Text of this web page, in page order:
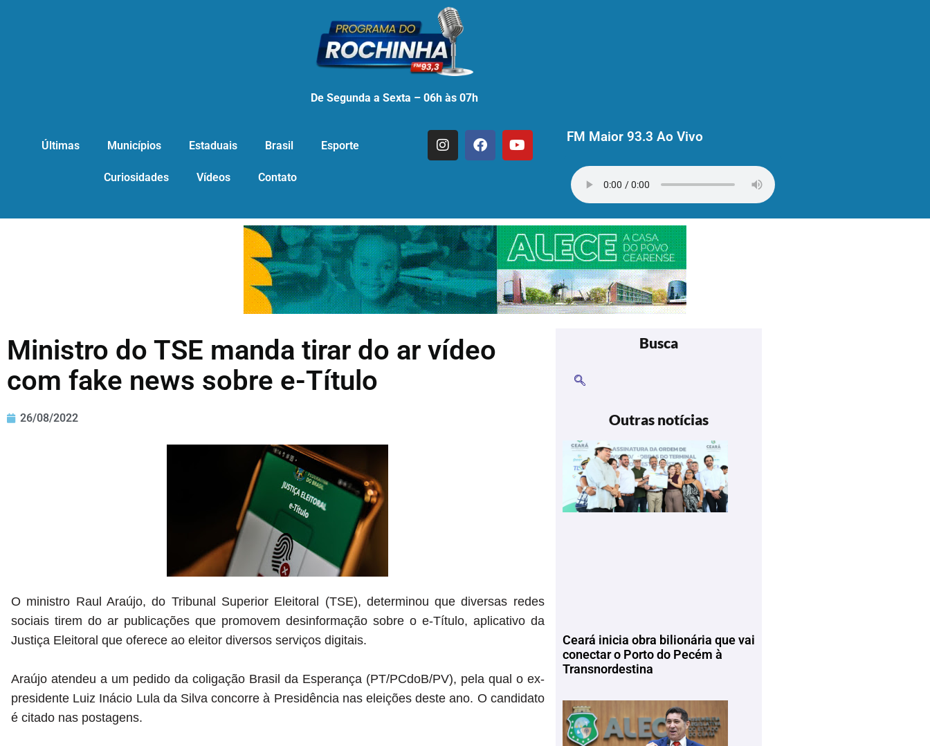
De Segunda a Sexta – 06h às 07h
Últimas Municípios Estaduais Brasil Esporte
Curiosidades Vídeos Contato
FM Maior 93.3 Ao Vivo
Ministro do TSE manda tirar do ar vídeo
com fake news sobre e-Título
26/08/2022
O ministro Raul Araújo, do Tribunal Superior Eleitoral (TSE), determinou que diversas redes
sociais tirem do ar publicações que promovem desinformação sobre o e-Título, aplicativo da
Justiça Eleitoral que oferece ao eleitor diversos serviços digitais.
Araújo atendeu a um pedido da coligação Brasil da Esperança (PT/PCdoB/PV), pela qual o ex-
presidente Luiz Inácio Lula da Silva concorre à Presidência nas eleições deste ano. O candidato
é citado nas postagens.
Busca
Outras notícias
Ceará inicia obra bilionária que vai
conectar o Porto do Pecém à
Transnordestina